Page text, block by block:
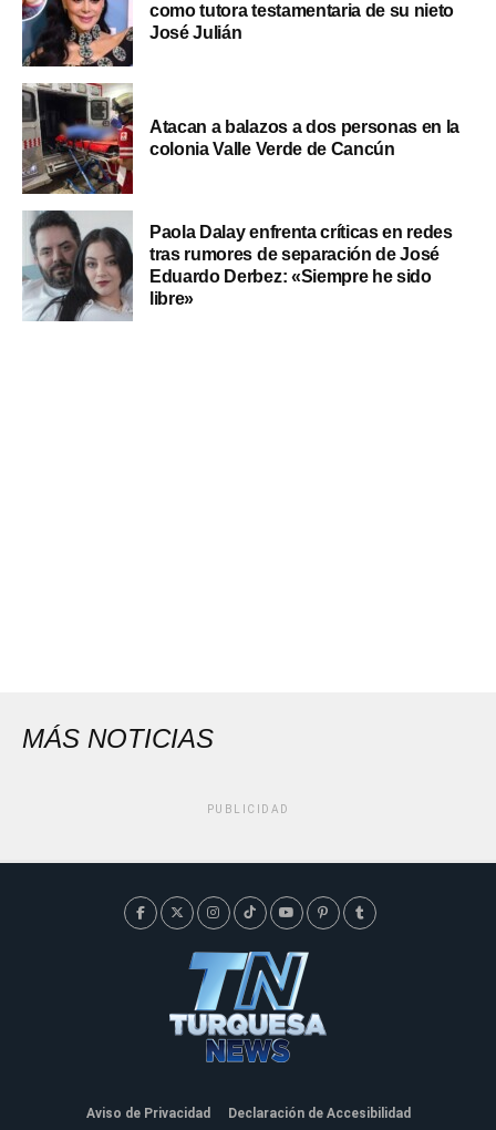
como tutora testamentaria de su nieto
José Julián
Atacan a balazos a dos personas en la
colonia Valle Verde de Cancún
Paola Dalay enfrenta críticas en redes
tras rumores de separación de José
Eduardo Derbez: «Siempre he sido
libre»
MÁS NOTICIAS
PUBLICIDAD
Aviso de Privacidad Declaración de Accesibilidad